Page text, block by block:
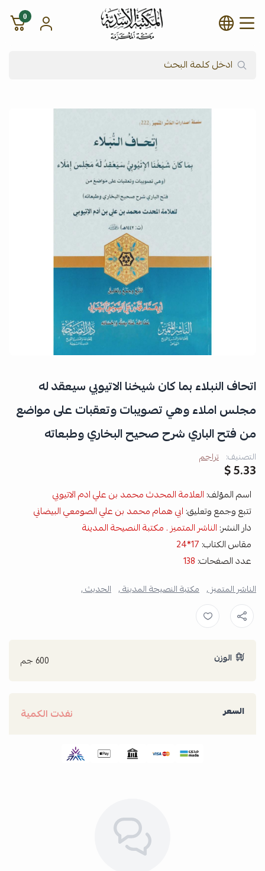
شركة المكتبة الأسدية للنشر
0
اتحاف النبلاء بما كان شيخنا الاتيوبي سيعقد له
مجلس املاء وهي تصويبات وتعقبات على مواضع
من فتح الباري شرح صحيح البخاري وطبعاته
التصنيف: تراجم
5.33 $
اسم المؤلف: العلامة المحدث محمد بن علي ادم الاتيوبي
تتبع وجمع وتعليق: ابي همام محمد بن علي الصومعي البيضاني
دار النشر: الناشر المتميز. مكتبة النصيحة المدينة
مقاس الكتاب: 17*24
عدد الصفحات: 138
الناشر المتميز , مكتبة النصيحة المدينة , الحديث ,
الوزن 600 جم
السعر نفدت الكمية